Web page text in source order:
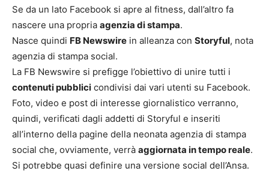
Se da un lato Facebook si apre al fitness, dall’altro fa
nascere una propria agenzia di stampa.
Nasce quindi FB Newswire in alleanza con Storyful, nota
agenzia di stampa social.
La FB Newswire si prefigge l’obiettivo di unire tutti i
contenuti pubblici condivisi dai vari utenti su Facebook.
Foto, video e post di interesse giornalistico verranno,
quindi, verificati dagli addetti di Storyful e inseriti
all’interno della pagine della neonata agenzia di stampa
social che, ovviamente, verrà aggiornata in tempo reale.
Si potrebbe quasi definire una versione social dell’Ansa.